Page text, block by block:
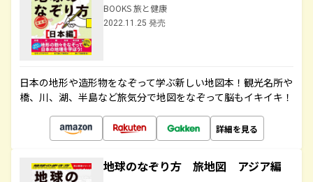
BOOKS 旅と健康
2022.11.25 発売
日本の地形や造形物をなぞって学ぶ新しい地図本！観光名所や
橋、川、湖、半島など旅気分で地図をなぞって脳もイキイキ！
詳細を見る
地球のなぞり方 旅地図 アジア編